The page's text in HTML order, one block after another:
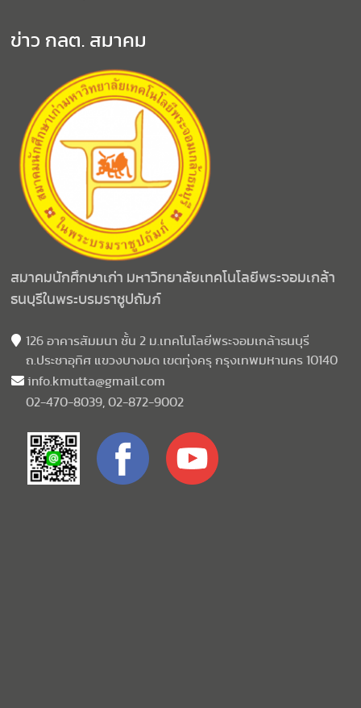
ข่าว กลต. สมาคม
สมาคมนักศึกษาเก่า มหาวิทยาลัยเทคโนโลยีพระจอมเกล้า
ธนบุรีในพระบรมราชูปถัมภ์
126 อาคารสัมมนา ชั้น 2 ม.เทคโนโลยีพระจอมเกล้าธนบุรี
ถ.ประชาอุทิศ แขวงบางมด เขตทุ่งครุ กรุงเทพมหานคร 10140
info.kmutta@gmail.com
02-470-8039, 02-872-9002